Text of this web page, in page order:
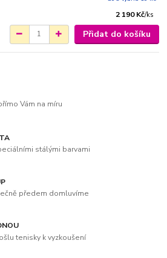
2 190 Kč/ks
Přidat do košíku
Vám na míru
stálými barvami
předem domluvíme
tenisky k vyzkoušení